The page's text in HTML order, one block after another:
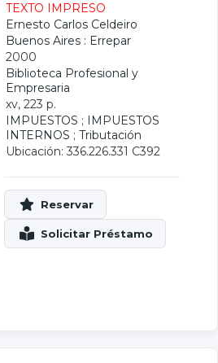
TEXTO IMPRESO
Ernesto Carlos Celdeiro
Buenos Aires : Errepar
2000
Biblioteca Profesional y
Empresaria
xv, 223 p.
IMPUESTOS ; IMPUESTOS
INTERNOS ; Tributación
Ubicación: 336.226.331 C392